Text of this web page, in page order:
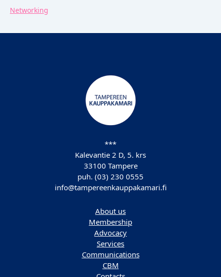
Networking
***
Kalevantie 2 D, 5. krs
33100 Tampere
puh. (03) 230 0555
info@tampereenkauppakamari.fi
About us
Membership
Advocacy
Services
Communications
CBM